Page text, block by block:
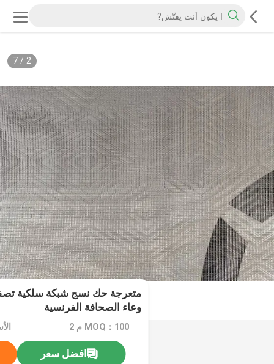
2
/
7
متعرجة حك نسج شبكة سلكية
وعاء الصحافة الفرنسية
MOQ：100 م 2
افضل سعر